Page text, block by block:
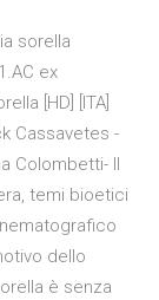
sorella
ex
[HD] [ITA]
Cassavetes -
Colombetti- Il
temi bioetici
dello
è senza